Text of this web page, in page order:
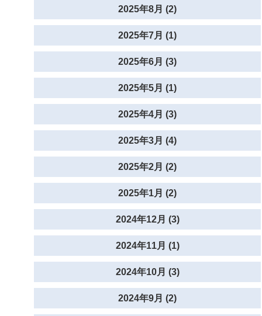
2025年8月 (2)
2025年7月 (1)
2025年6月 (3)
2025年5月 (1)
2025年4月 (3)
2025年3月 (4)
2025年2月 (2)
2025年1月 (2)
2024年12月 (3)
2024年11月 (1)
2024年10月 (3)
2024年9月 (2)